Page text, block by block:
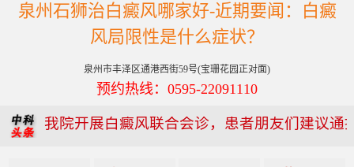
泉州石狮治白癜风哪家好-近期要闻：白癜
风局限性是什么症状？
泉州市丰泽区通港西街59号(宝珊花园正对面)
预约热线：0595-22091110
我院开展白癜风联合会诊，患者朋友们建议通